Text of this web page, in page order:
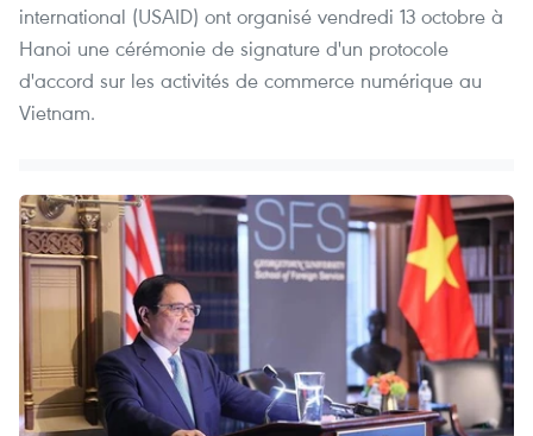
international (USAID) ont organisé vendredi 13 octobre à
Hanoi une cérémonie de signature d'un protocole
d'accord sur les activités de commerce numérique au
Vietnam.